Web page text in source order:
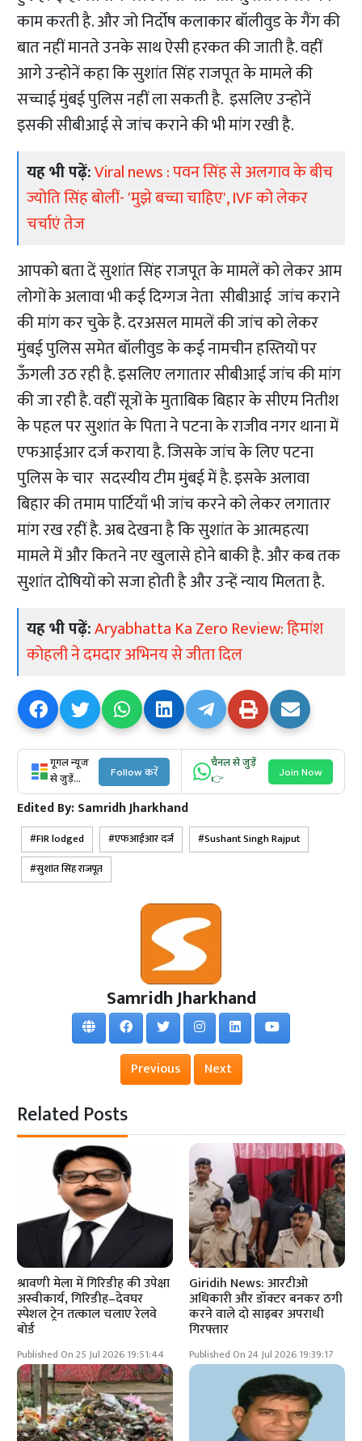
काम करती है. और जो निर्दोष कलाकार बॉलीवुड के गैंग की
बात नहीं मानते उनके साथ ऐसी हरकत की जाती है. वहीं
आगे उन्होनें कहा कि सुशांत सिंह राजपूत के मामले की
सच्चाई मुंबई पुलिस नहीं ला सकती है. इसलिए उन्होनें
इसकी सीबीआई से जांच कराने की भी मांग रखी है.
यह भी पढ़ें:Viral news : पवन सिंह से अलगाव के बीच
ज्योति सिंह बोलीं- 'मुझे बच्चा चाहिए', IVF को लेकर
चर्चाएं तेज
आपको बता दें सुशांत सिंह राजपूत के मामलें को लेकर आम
लोगों के अलावा भी कई दिग्गज नेता सीबीआई जांच कराने
की मांग कर चुके है. दरअसल मामलें की जांच को लेकर
मुंबई पुलिस समेत बॉलीवुड के कई नामचीन हस्तियों पर
ऊँगली उठ रही है. इसलिए लगातार सीबीआई जांच की मांग
की जा रही है. वहीं सूत्रों के मुताबिक बिहार के सीएम नितीश
के पहल पर सुशांत के पिता ने पटना के राजीव नगर थाना में
एफआईआर दर्ज कराया है. जिसके जांच के लिए पटना
पुलिस के चार सदस्यीय टीम मुंबई में है. इसके अलावा
बिहार की तमाम पार्टियाँ भी जांच करने को लेकर लगातार
मांग रख रहीं है. अब देखना है कि सुशांत के आत्महत्या
मामले में और कितने नए खुलासे होने बाकी है. और कब तक
सुशांत दोषियों को सजा होती है और उन्हें न्याय मिलता है.
यह भी पढ़ें:Aryabhatta Ka Zero Review: हिमांश
कोहली ने दमदार अभिनय से जीता दिल
गूगल न्यूज
से जुड़ें...
Follow करें
चैनल से जुड़ें
👉
Join Now
Edited By:Samridh Jharkhand
FIR lodged एफआईआर दर्ज
Sushant Singh Rajput
सुशांत सिंह राजपूत
Samridh Jharkhand
Previous Next
Related Posts
श्रावणी मेला में गिरिडीह की उपेक्षा
अस्वीकार्य, गिरिडीह–देवघर
स्पेशल ट्रेन तत्काल चलाए रेलवे
बोर्ड
Published On 25 Jul 2026 19:51:44
Giridih News: आरटीओ
अधिकारी और डॉक्टर बनकर ठगी
करने वाले दो साइबर अपराधी
गिरफ्तार
Published On 24 Jul 2026 19:39:17